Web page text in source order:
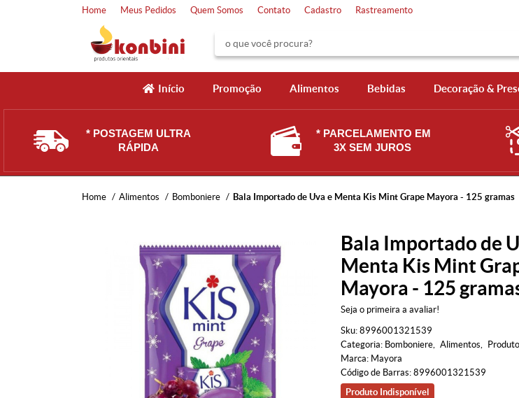
Home Meus Pedidos Quem Somos Contato Cadastro Rastreamento
Início Promoção Alimentos Bebidas Decoração &
* POSTAGEM ULTRA
RÁPIDA
* PARCELAMENTO EM
3X SEM JUROS
Home Alimentos Bomboniere Bala Importado de Uva e Menta Kis Mint Grape Mayora - 125 gramas
Bala Importado de
Menta Kis Mint
Mayora - 125
Seja o primeira a avaliar!
Sku: 8996001321539
Categoria: Bomboniere Alimentos
Marca: Mayora
Código de Barras: 8996001321539
Produto Indisponível